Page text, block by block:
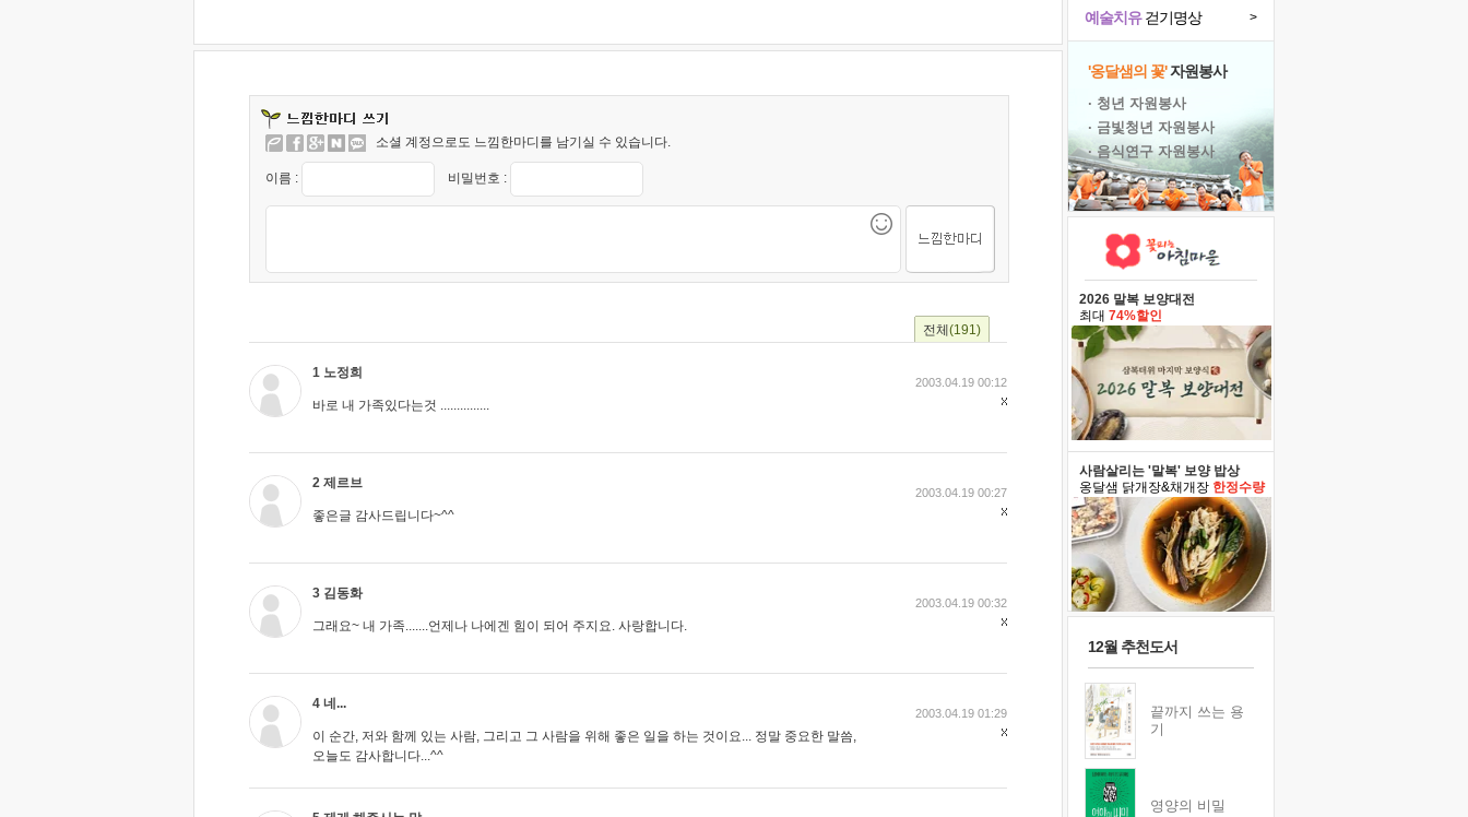
소셜 계정으로도 느낌한마디를 남기실 수 있습니다.
이름 : 비밀번호 :
전체 (191)
1 노정희
바로 내 가족있다는것 ...............
2003.04.19 00:12
2 제르브
좋은글 감사드립니다~^^
2003.04.19 00:27
3 김동화
그래요~ 내 가족.......언제나 나에겐 힘이 되어 주지요. 사랑합니다.
2003.04.19 00:32
4 네...
이 순간, 저와 함께 있는 사람, 그리고 그 사람을 위해 좋은 일을 하는 것이요... 정말 중요한 말씀,
오늘도 감사합니다...^^
2003.04.19 01:29
예술치유걷기명상 >
'옹달샘의 꽃'자원봉사
· 청년 자원봉사
· 금빛청년 자원봉사
· 음식연구 자원봉사
2026 말복 보양대전
최대 74%할인
사람살리는 '말복' 보양 밥상
옹달샘 닭개장&채개장 한정수량
12월 추천도서
끝까지 쓰는 용
기
영양의 비밀